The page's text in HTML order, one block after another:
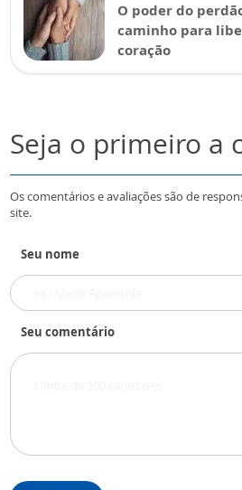
O poder do
caminho para
coração
Seja o primeiro a
Os comentários e avaliações são de
site.
Seu nome
Seu comentário